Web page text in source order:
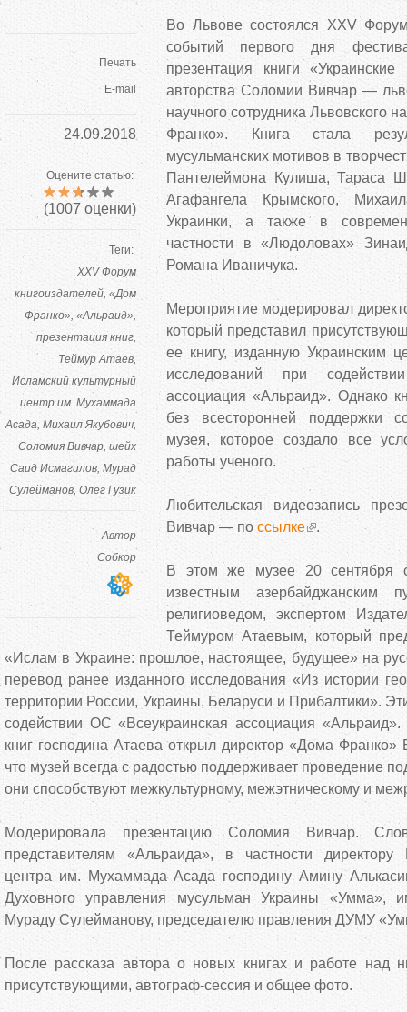
Печать
E-mail
24.09.2018
Оцените статью:
(1007 оценки)
Теги:
XXV Форум
книгоиздателей «Дом
Франко» «Альраид»
презентация книг
Теймур Атаев
Исламский культурный
центр им. Мухаммада
Асада Михаил Якубович
Соломия Вивчар шейх
Саид Исмагилов Мурад
Сулейманов Олег Гузик
Автор
Собкор
Во Львове состоялся XXV
событий первого дня
презентация книги
авторства Соломии Вивчар —
научного сотрудника Львовского
Франко». Книга стала
мусульманских мотивов в
Пантелеймона Кулиша, Тараса
Агафангела Крымского,
Украинки, а также в
частности в «Людоловах»
Романа Иваничука.
Мероприятие модерировал
который представил
ее книгу, изданную Украинским
исследований при
ассоциация «Альраид». Однако
без всесторонней поддержки
музея, которое создало все
работы ученого.
Любительская видеозапись
Вивчар — по ссылке .
В этом же музее 20 сентября
известным азербайджанским
религиоведом, экспертом
Теймуром Атаевым, который
«Ислам в Украине: прошлое, настоящее, будущее» на
перевод ранее изданного исследования «Из истории
территории России, Украины, Беларуси и Прибалтики».
содействии ОС «Всеукраинская ассоциация
книг господина Атаева открыл директор «Дома Франко»
что музей всегда с радостью поддерживает проведение
они способствуют межкультурному, межэтническому и
Модерировала презентацию Соломия Вивчар.
представителям «Альраида», в частности директору
центра им. Мухаммада Асада господину Амину
Духовного управления мусульман Украины «Умма»,
Мураду Сулейманову, председателю правления ДУМУ
После рассказа автора о новых книгах и работе над
присутствующими, автограф-сессия и общее фото.